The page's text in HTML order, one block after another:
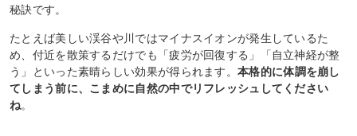
秘訣です。
たとえば美しい渓谷や川ではマイナスイオンが発生しているた
め、付近を散策するだけでも「疲労が回復する」「自立神経が整
う」といった素晴らしい効果が得られます。 本格的に体調を崩し
てしまう前に、こまめに自然の中でリフレッシュしてください
ね。